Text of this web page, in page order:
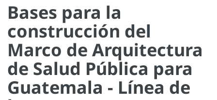
Bases para la
construcción del
Marco de Arquitectura
de Salud Pública para
Guatemala - Línea de